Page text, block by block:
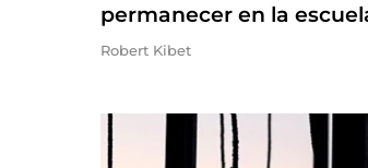
permanecer en la
Robert Kibet